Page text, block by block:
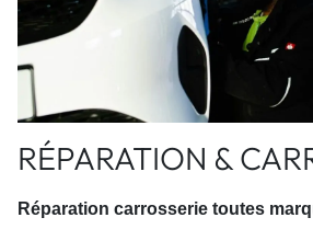
RÉPARATION &
Réparation carrosserie toutes